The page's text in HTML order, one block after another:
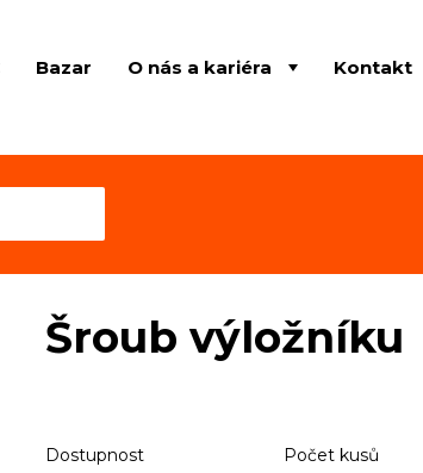
Bazar O nás a kariéra Kontakt
Šroub výložníku
Dostupnost Počet kusů